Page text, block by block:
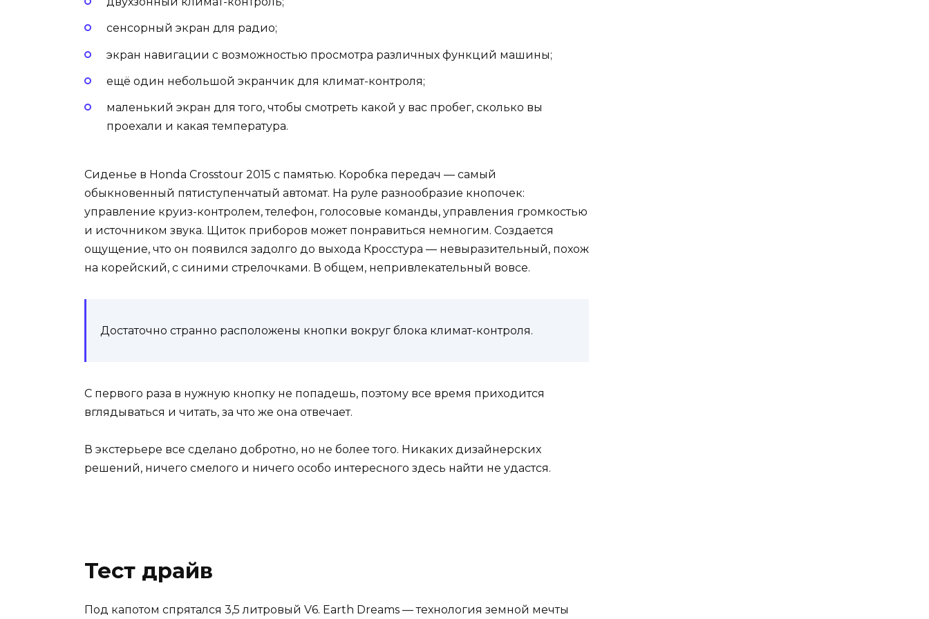
сенсорный экран для радио;
экран навигации с возможностью просмотра различных функций машины;
ещё один небольшой экранчик для климат-контроля;
маленький экран для того, чтобы смотреть какой у вас пробег, сколько вы
проехали и какая температура.
Сиденье в Honda Crosstour 2015 с памятью. Коробка передач — самый
обыкновенный пятиступенчатый автомат. На руле разнообразие кнопочек:
управление круиз-контролем, телефон, голосовые команды, управления громкостью
и источником звука. Щиток приборов может понравиться немногим. Создается
ощущение, что он появился задолго до выхода Кросстура — невыразительный, похож
на корейский, с синими стрелочками. В общем, непривлекательный вовсе.
Достаточно странно расположены кнопки вокруг блока климат-контроля.
С первого раза в нужную кнопку не попадешь, поэтому все время приходится
вглядываться и читать, за что же она отвечает.
В экстерьере все сделано добротно, но не более того. Никаких дизайнерских
решений, ничего смелого и ничего особо интересного здесь найти не удастся.
Тест драйв
Под капотом спрятался 3,5 литровый V6. Earth Dreams — технология земной мечты